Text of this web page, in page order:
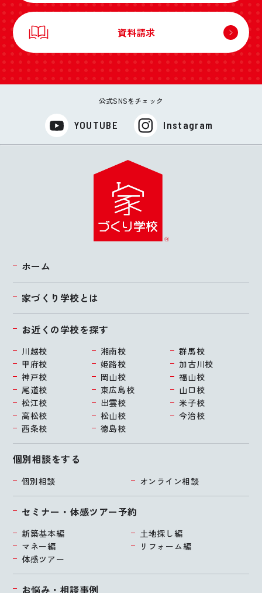
資料請求
公式SNSをチェック
YOUTUBE Instagram
ホーム
家づくり学校とは
お悩み・相談事例
個別相談をする
個別相談 オンライン相談
セミナー・体感ツアー予約
新築基本編
土地探し編
マネー編
リフォーム編
体感ツアー
お近くの学校を探す
川越校 湘南校
群馬校
甲府校
姫路校
加古川校
神戸校
岡山校
福山校
尾道校
東広島校
山口校
松江校
出雲校
米子校
高松校
松山校
今治校
西条校
徳島校